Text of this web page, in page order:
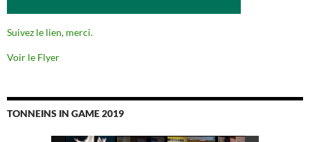
Suivez le lien, merci.
Voir le Flyer
TONNEINS IN GAME 2019